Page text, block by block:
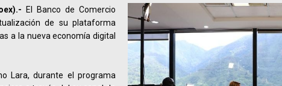
El Banco de Comercio
de su plataforma
a la nueva economía digital
Lara, durante el programa